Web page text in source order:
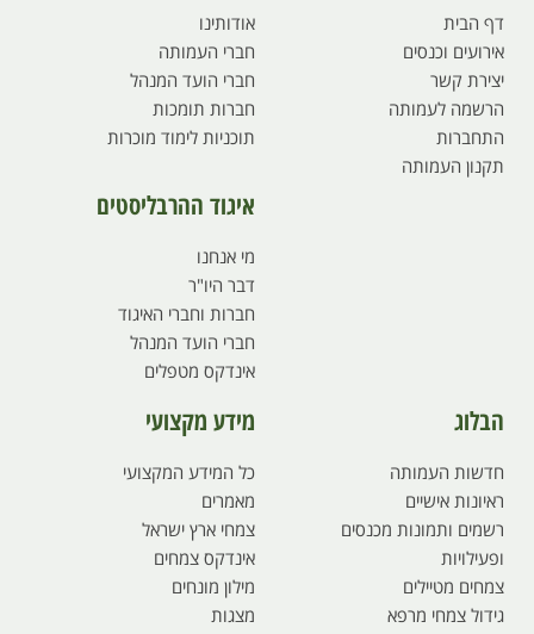
דף הבית
אירועים וכנסים
יצירת קשר
הרשמה לעמותה
התחברות
תקנון העמותה
אודותינו
חברי העמותה
חברי הועד המנהל
חברות תומכות
תוכניות לימוד מוכרות
איגוד ההרבליסטים
מי אנחנו
דבר היו"ר
חברות וחברי האיגוד
חברי הועד המנהל
אינדקס מטפלים
הבלוג
חדשות העמותה
ראיונות אישיים
רשמים ותמונות מכנסים
ופעילויות
צמחים מטיילים
גידול צמחי מרפא
מידע מקצועי
כל המידע המקצועי
מאמרים
צמחי ארץ ישראל
אינדקס צמחים
מילון מונחים
מצגות